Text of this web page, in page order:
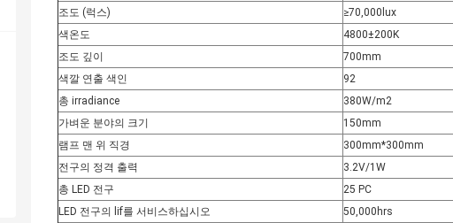
조도 (럭스)
≥70,000lux
색온도
4800±200K
조도 깊이
700mm
색깔 연출 색인
92
총 irradiance
380W/m2
가벼운 분야의 크기
150mm
램프 맨 위 직경
300mm*300mm
전구의 정격 출력
3.2V/1W
총 LED 전구
25 PC
LED 전구의 lif를 서비스하십시오
50,000hrs